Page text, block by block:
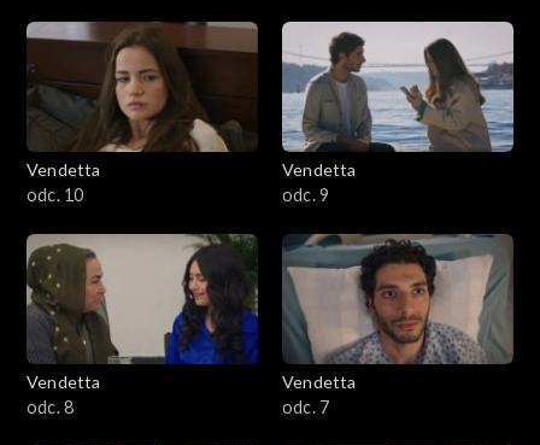
Vendetta
odc. 10
Vendetta
odc. 9
Vendetta
odc. 8
Vendetta
odc. 7